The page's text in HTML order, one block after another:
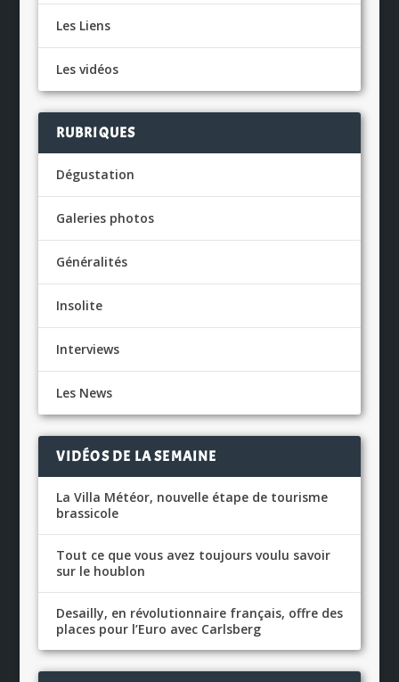
Les Liens
Les vidéos
RUBRIQUES
Dégustation
Galeries photos
Généralités
Insolite
Interviews
Les News
VIDÉOS DE LA SEMAINE
La Villa Météor, nouvelle étape de tourisme
brassicole
Tout ce que vous avez toujours voulu savoir
sur le houblon
Desailly, en révolutionnaire français, offre des
places pour l’Euro avec Carlsberg